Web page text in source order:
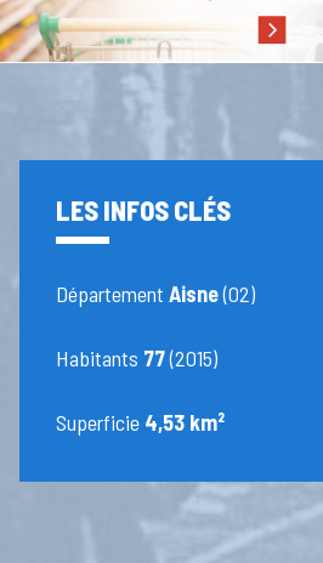
LES INFOS CLÉS
DépartementAisne(02)
Habitants 77(2015)
Superficie 4,53 km²